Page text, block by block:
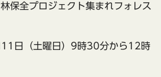
保全プロジェクト集まれフォレス
日（土曜日）9時30分から12時